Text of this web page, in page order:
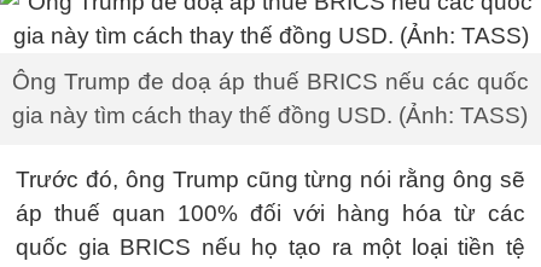
Ông Trump đe doạ áp thuế BRICS nếu các quốc
gia này tìm cách thay thế đồng USD. (Ảnh: TASS)
Trước đó, ông Trump cũng từng nói rằng ông sẽ
áp thuế quan 100% đối với hàng hóa từ các
quốc gia BRICS nếu họ tạo ra một loại tiền tệ